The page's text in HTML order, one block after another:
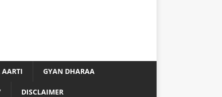
GYAN DHARAA
DISCLAIMER